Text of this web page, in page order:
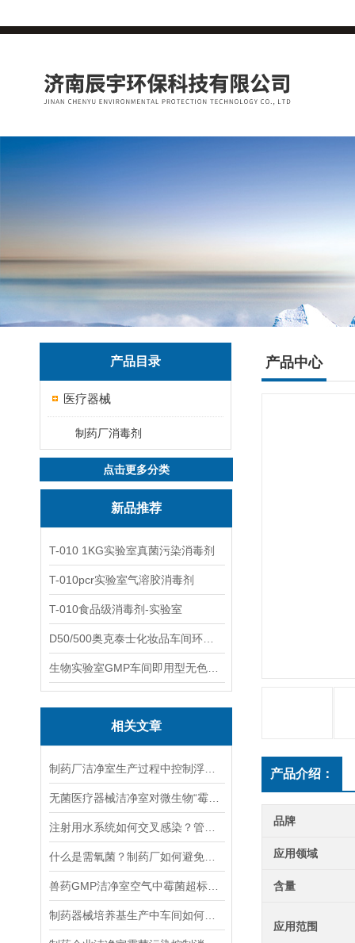
产品目录
医疗器械
制药厂消毒剂
点击更多分类
新品推荐
T-010 1KG实验室真菌污染消毒剂
T-010pcr实验室气溶胶消毒剂
T-010食品级消毒剂-实验室
相关文章
产品中心
产品介绍：
品牌
应用领域
含量
应用范围